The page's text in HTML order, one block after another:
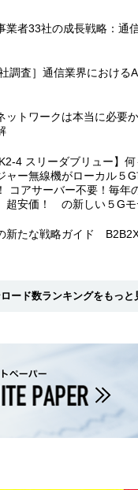
業者33社の成長戦略：通
調査］通信業界における
ットワークは本当に必要
K2-4 スリーダブリュー】
ャー無線機がローカル５
コアサーバー不要！毎年
超安価！ の新しい５Gモ
新たな戦略ガイド
ード数ランキングをもっと